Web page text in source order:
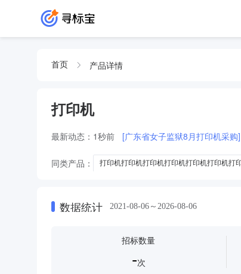
首页 产品详情
打印机
最新动态： 1秒前 [广东省女子监狱8月打印机采购]
同类产品： 打印机打印机打印机打印机打印机打印机打
打印机打印机打印机打印机打印机打印机打印机打印机
打印机打印机打印机打印机打印机打印机打印机打印机
打印机打印机打印机打印机打印机打印机打印机打印机打
数据统计 2021-08-06～2026-08-06
招标数量
-次